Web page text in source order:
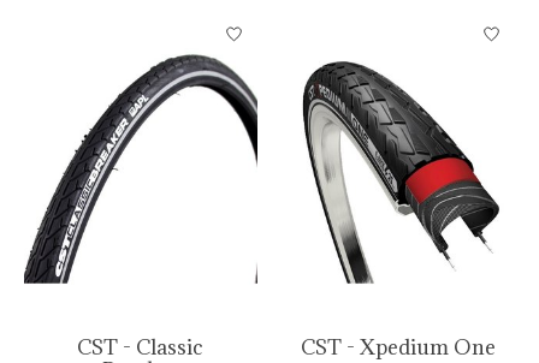
CST - Classic
CST - Xpedium One